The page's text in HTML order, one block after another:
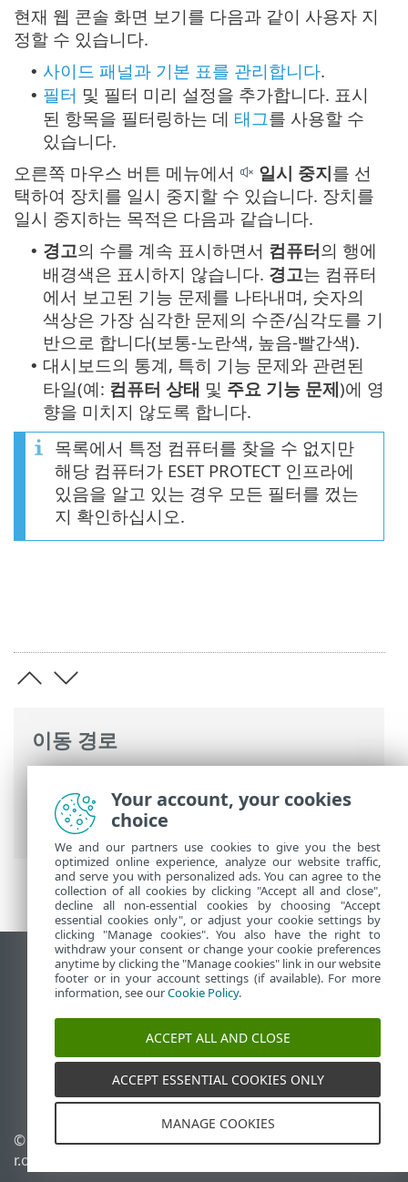
이동 경로
ESET PROTECT 사용>ESET PROTECT 기본
메뉴> 컴퓨터
현재 웹 콘솔 화면 보기를 다음과 같이 사용자 지
정할 수 있습니다.
• 사이드 패널과 기본 표를 관리합니다.
• 필터 및 필터 미리 설정을 추가합니다. 표시
된 항목을 필터링하는 데 태그를 사용할 수
있습니다.
오른쪽 마우스 버튼 메뉴에서
일시 중지를 선
택하여 장치를 일시 중지할 수 있습니다. 장치를
일시 중지하는 목적은 다음과 같습니다.
• 경고의 수를 계속 표시하면서 컴퓨터의 행에
배경색은 표시하지 않습니다. 경고는 컴퓨터
에서 보고된 기능 문제를 나타내며, 숫자의
색상은 가장 심각한 문제의 수준/심각도를 기
반으로 합니다(보통-노란색, 높음-빨간색).
• 대시보드의 통계, 특히 기능 문제와 관련된
타일(예: 컴퓨터 상태 및 주요 기능 문제)에 영
향을 미치지 않도록 합니다.
목록에서 특정 컴퓨터를 찾을 수 없지만
해당 컴퓨터가 ESET PROTECT 인프라에
있음을 알고 있는 경우 모든 필터를 껐는
지 확인하십시오.
데스크톱 사이트 보기
End of Life
ESET 지식 베이스
ESET Status Portal
국가별 지원
© 1992 - 2026 ESET, spol. s
r.o. - All rights reserved.
쿠키 관리
Your account, your cookies
choice
We and our partners use cookies to give you the best
optimized online experience, analyze our website traffic,
and serve you with personalized ads. You can agree to the
collection of all cookies by clicking "Accept all and close",
decline all non-essential cookies by choosing "Accept
essential cookies only", or adjust your cookie settings by
clicking "Manage cookies". You also have the right to
withdraw your consent or change your cookie preferences
anytime by clicking the "Manage cookies" link in our website
footer or in your account settings (if available). For more
information, see ourCookie Policy.
ACCEPT ALL AND CLOSE
ACCEPT ESSENTIAL COOKIES ONLY
MANAGE COOKIES